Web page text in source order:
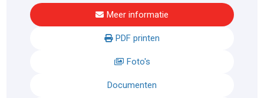
Meer informatie
PDF printen
Foto's
Documenten